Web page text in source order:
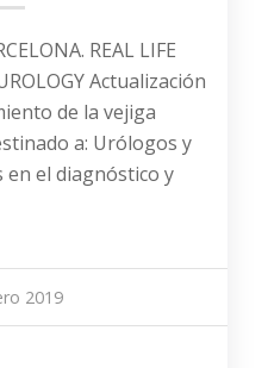
REAL LIFE
Actualización
de la vejiga
a: Urólogos y
el diagnóstico y
2019